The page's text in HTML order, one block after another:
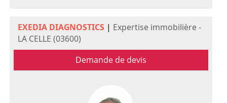
EXEDIA DIAGNOSTICS | Expertise immobilière -
LA CELLE (03600)
Demande de devis